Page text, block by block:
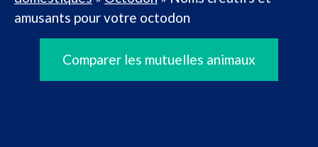
amusants pour votre octodon
Comparer les mutuelles animaux